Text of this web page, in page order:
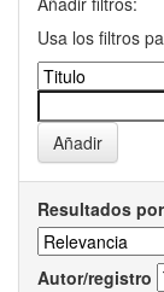
Usa los filtros
Resultados
Autor/registro